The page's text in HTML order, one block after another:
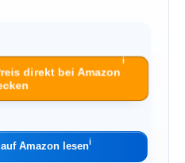
direkt bei Amazon
ℹ︎
Amazon lesenℹ︎